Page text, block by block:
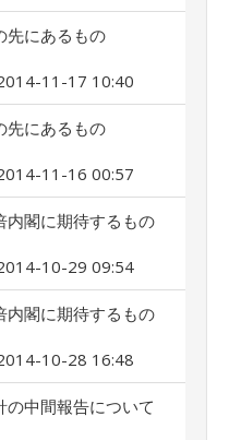
先にあるもの
11-17 10:40
先にあるもの
11-16 00:57
内閣に期待するもの
10-29 09:54
内閣に期待するもの
10-28 16:48
の中間報告について